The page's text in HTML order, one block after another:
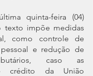
quinta-feira (04)
texto impõe medidas
como controle de
e redução de
caso as
crédito da União